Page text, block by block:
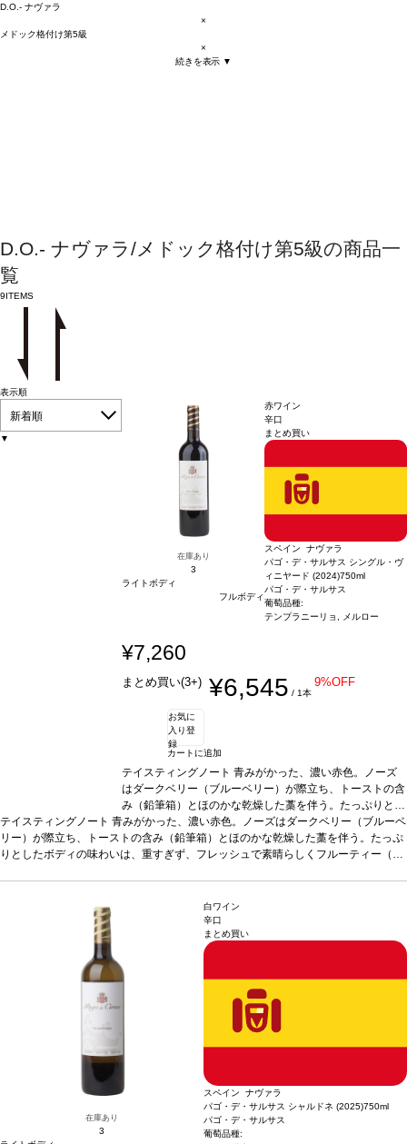
D.O.- ナヴァラ
×
メドック格付け第5級
×
続きを表示 ▼
D.O.- ナヴァラ/メドック格付け第5級の商品一
覧
9ITEMS
表示順
新着順
▼
在庫あり
3
ライトボディ
フルボディ
赤ワイン
辛口
まとめ買い
スペイン ナヴァラ
パゴ・デ・サルサス シングル・ヴ
ィニヤード (2024)750ml
パゴ・デ・サルサス
葡萄品種:
テンプラニーリョ, メルロー
¥7,260
まとめ買い(3+) ¥6,545 / 1本
9%OFF
お気に
入り登
録
カートに追加
テイスティングノート青みがかった、濃い赤色。ノーズ
はダークベリー（ブルーベリー）が際立ち、トーストの含
み（鉛筆箱）とほのかな乾燥した藁を伴う。たっぷりとし
たボディの味わいは、重すぎず、フレッシュで素晴らしく
フルーティー（ブルーベリー、ブラックベリー）。しっか
りとして、甘いタンニンも感じるフィニッシュが続く。
フォールチーズと生ハムなどと好相性。
ラニーリョ 75%、メルロー 25%
切れの場合、在庫があり価格が同様の場合は自動的に次の
ヴィンテージに変更されます、ご了承ください。
テイスティングノート 青みがかった、濃い赤色。ノーズはダークベリー（ブルーベ
リー）が際立ち、トーストの含み（鉛筆箱）とほのかな乾燥した藁を伴う。たっぷ
りとしたボディの味わいは、重すぎず、フレッシュで素晴らしくフルーティー（ブ
らゆる肉料理、またマンチェゴチーズやロックフォールチーズと生ハムなどと好相
テンプラニーリョ 75%、メルロー 25%
の場合、在庫があり価格が同様の場合は自動的に次のヴィンテージに変更されま
す、ご了承ください。
在庫あり
3
白ワイン
辛口
まとめ買い
スペイン ナヴァラ
パゴ・デ・サルサス シャルドネ (2025)750ml
パゴ・デ・サルサス
葡萄品種: